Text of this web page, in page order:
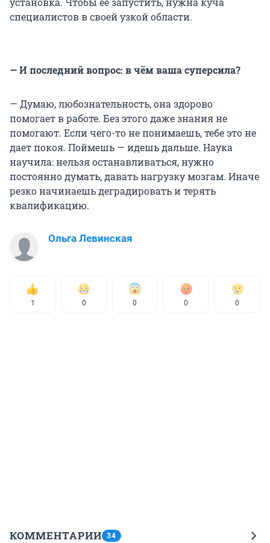
специалистов в своей узкой области.
— И последний вопрос: в чём ваша суперсила?
— Думаю, любознательность, она здорово
помогает в работе. Без этого даже знания не
помогают. Если чего-то не понимаешь, тебе это не
дает покоя. Поймешь — идешь дальше. Наука
научила: нельзя останавливаться, нужно
постоянно думать, давать нагрузку мозгам. Иначе
резко начинаешь деградировать и терять
квалификацию.
Ольга Левинская
1 0 0 0 0
КОММЕНТАРИИ 34